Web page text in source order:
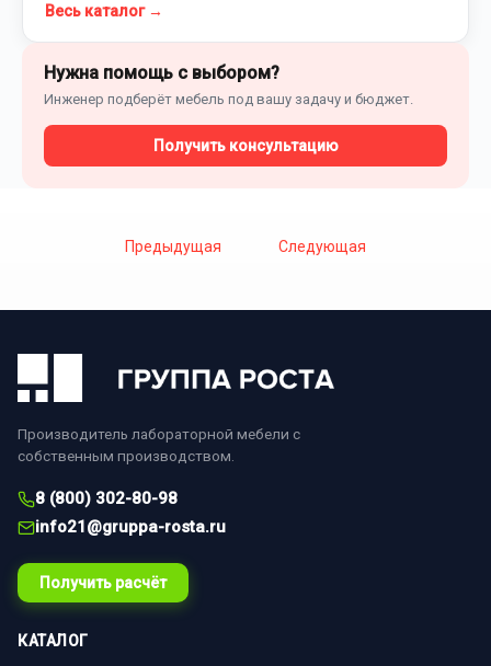
Весь каталог →
Нужна помощь с выбором?
Инженер подберёт мебель под вашу задачу и бюджет.
Получить консультацию
Предыдущая Следующая
Производитель лабораторной мебели с
собственным производством.
8 (800) 302-80-98
info21@gruppa-rosta.ru
Получить расчёт
КАТАЛОГ